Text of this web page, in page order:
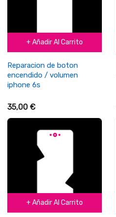
+ Añadir Al Carrito
Reparacion de boton
encendido / volumen
iphone 6s
35,00 €
+ Añadir Al Carrito